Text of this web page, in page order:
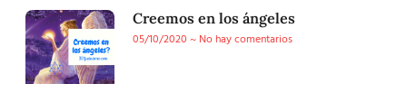
Creemos en los ángeles
05/10/2020
No hay comentarios